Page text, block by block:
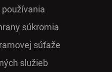
súkromia
sú­ťaže
služieb